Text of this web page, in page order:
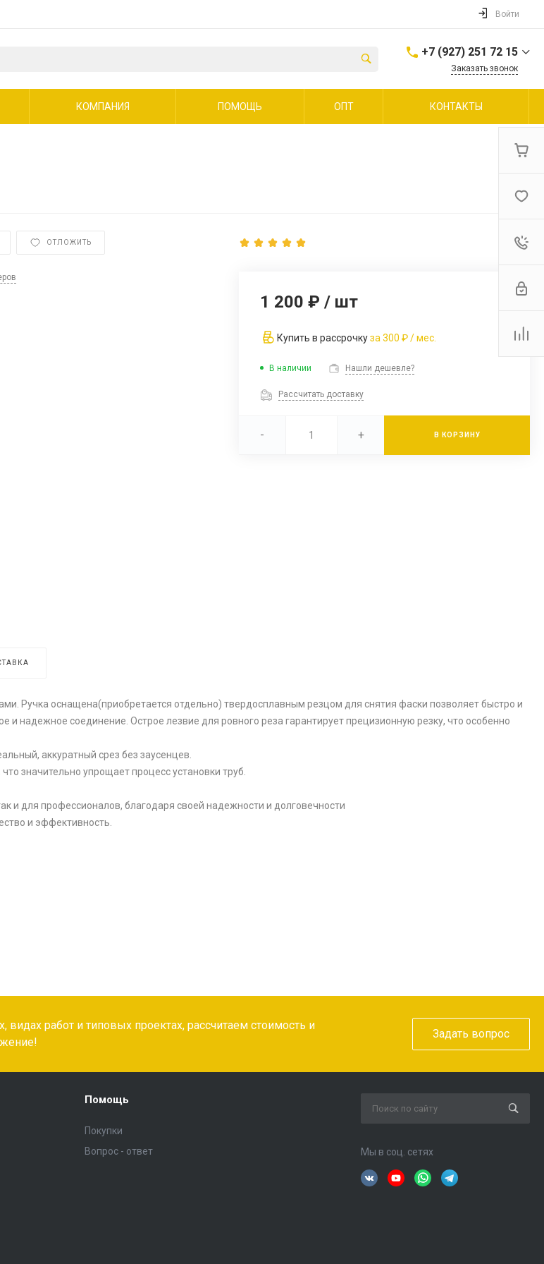
Войти
+7 (927) 251 72 15
г. Волгоград, ул.
Заказать звонок
КОМПАНИЯ ПОМОЩЬ ОПТ КОНТАКТЫ
ОТЛОЖИТЬ
1 200 ₽ / шт
Купить в рассрочкуза300 ₽/ мес.
В наличии Нашли дешевле?
Рассчитать доставку
- + В КОРЗИНУ
Ручка оснащена(приобретается отдельно) твердосплавным резцом для снятия фаски позволяет быстро и
надежное соединение. Острое лезвие для ровного реза гарантирует прецизионную резку, что особенно
аккуратный срез без заусенцев.
значительно упрощает процесс установки труб.
и для профессионалов, благодаря своей надежности и долговечности
и эффективность.
видах работ и типовых проектах, рассчитаем стоимость и
Задать вопрос
Помощь
Покупки
Вопрос - ответ
Мы в соц. сетях